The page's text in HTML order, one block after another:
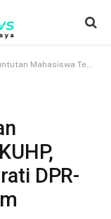
DPRD Kota Bogor Surati DPR-RI dan Kemenkumham
DPR-